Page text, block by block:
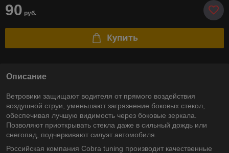
90 руб.
Купить
Описание
Ветровики защищают водителя от прямого воздействия
воздушной струи, уменьшают загрязнение боковых стекол,
обеспечивая лучшую видимость через боковые зеркала.
Позволяют приоткрывать стекла даже в сильный дождь или
снегопад, подчеркивают силуэт автомобиля.
Российская компания Cobra tuning производит качественные